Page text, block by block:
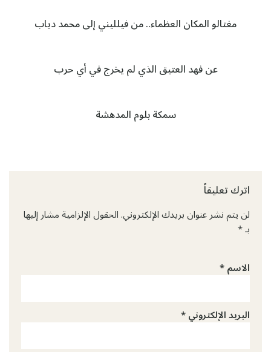
مغتالو المكان العظماء.. من فيلليني إلى محمد دياب
عن فهد العتيق الذي لم يخرج في أي حرب
سمكة بلوم المدهشة
اترك تعليقاً
لن يتم نشر عنوان بريدك الإلكتروني.الحقول الإلزامية مشار إليها
بـ*
الاسم*
البريد الإلكتروني*